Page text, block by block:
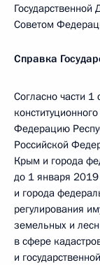
Советом
Справка
Согласно части 1
Федерацию
Российской
Крым и города
до 1 января 2019
и города
регулирования
земельных и
в сфере
и